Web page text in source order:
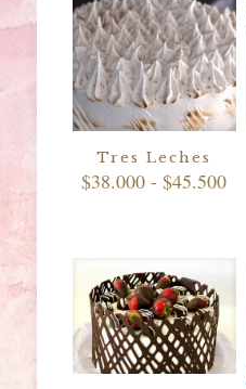
Tres Leches
$38.000 - $45.500